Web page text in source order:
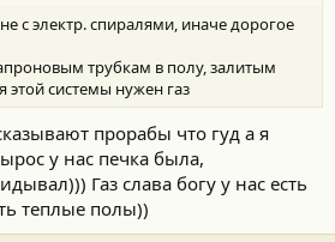
с электр. спиралями, иначе дорогое
трубкам в полу, залитым
системы нужен газ
прорабы что гуд а я
у нас печка была,
Газ слава богу у нас есть
теплые полы))